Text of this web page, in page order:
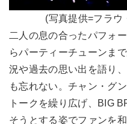
(写真提供=フラウ
二人の息の合ったパフォ
らパーティーチューンま
況や過去の思い出を語り
も忘れない。チャン・グ
トークを繰り広げ、BIG
そうとする姿でファンを和